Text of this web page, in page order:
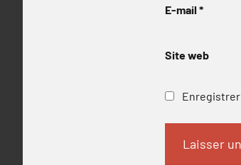
E-mail *
Site web
Enregistrer